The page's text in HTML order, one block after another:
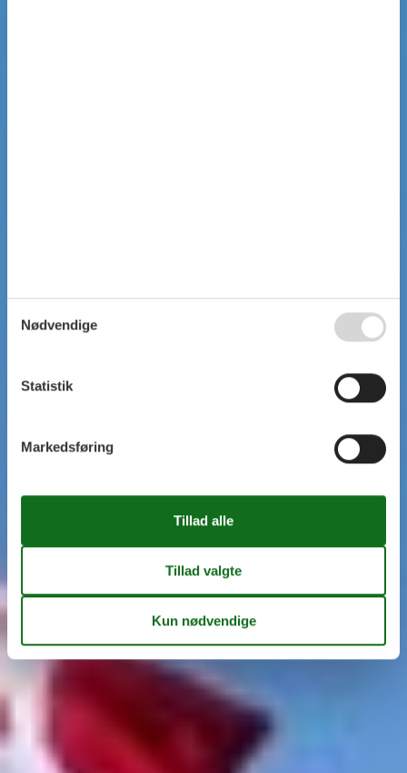
Nødvendige
Statistik
Markedsføring